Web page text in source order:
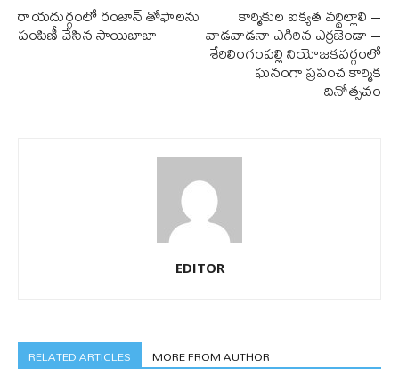
రాయదుర్గంలో రంజాన్ తోఫాలను
పంపిణీ చేసిన సాయిబాబా
కార్మికుల ఐక్యత వర్థిల్లాలి –
వాడవాడనా ఎగిరిన ఎర్రజెండా –
శేరిలింగంపల్లి నియోజకవర్గంలో
ఘనంగా ప్రపంచ కార్మిక
దినోత్సవం
EDITOR
RELATED ARTICLES MORE FROM AUTHOR